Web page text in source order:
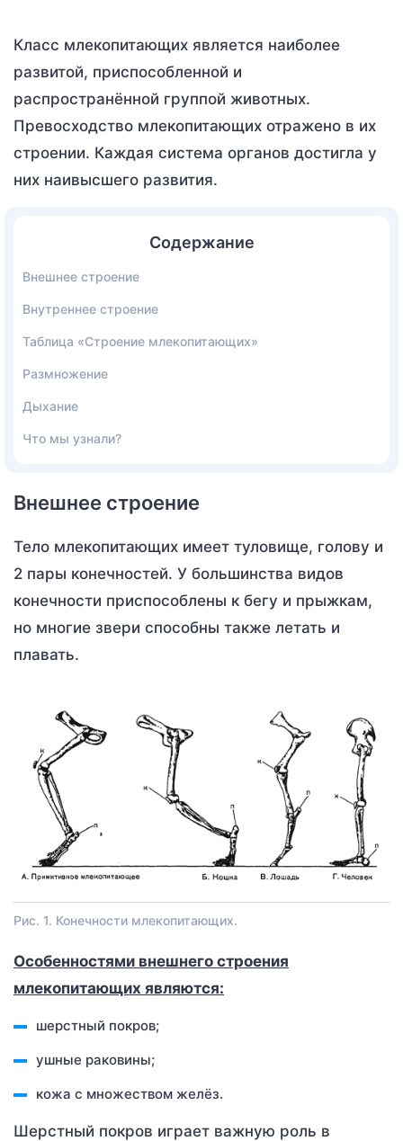
Класс млекопитающих является наиболее
развитой, приспособленной и
распространённой группой животных.
Превосходство млекопитающих отражено в их
строении. Каждая система органов достигла у
них наивысшего развития.
Содержание
Внешнее строение
Внутреннее строение
Таблица «Строение млекопитающих»
Размножение
Дыхание
Что мы узнали?
Внешнее строение
Тело млекопитающих имеет туловище, голову и
2 пары конечностей. У большинства видов
конечности приспособлены к бегу и прыжкам,
но многие звери способны также летать и
плавать.
Рис. 1. Конечности млекопитающих.
Особенностями внешнего строения
млекопитающих являются:
шерстный покров;
ушные раковины;
кожа с множеством желёз.
Шерстный покров играет важную роль в